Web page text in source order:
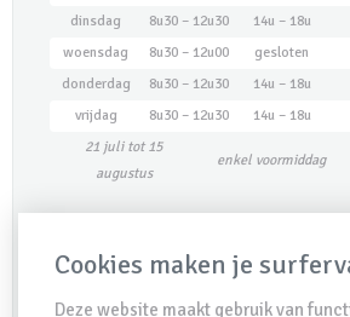
dinsdag
8u30 – 12u30
14u – 18u
woensdag
8u30 – 12u00
gesloten
donderdag
8u30 – 12u30
14u – 18u
vrijdag
8u30 – 12u30
14u – 18u
21 juli tot 15
augustus
enkel voormiddag
Maak een afspraak
Cookies maken je
Deze website maakt gebruik van